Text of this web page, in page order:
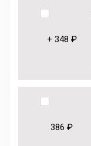
+ 348 ₽
386 ₽